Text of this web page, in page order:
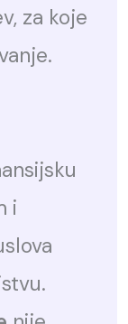
za koje
i